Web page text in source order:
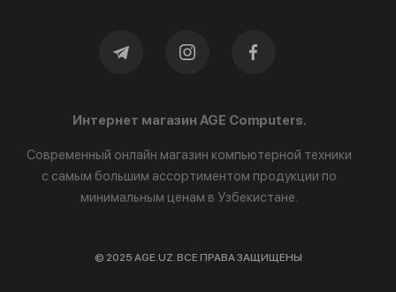
Интернет магазин AGE Computers.
Современный онлайн магазин компьютерной техники
с самым большим ассортиментом продукции по
минимальным ценам в Узбекистане.
© 2025 AGE.UZ. ВСЕ ПРАВА ЗАЩИЩЕНЫ